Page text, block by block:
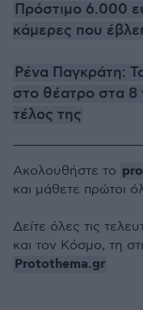
Πρόστιμο 6.000
κάμερες που
Ρένα Παγκράτη:
στο θέατρο στα 8
τέλος της
Ακολουθήστε το
και μάθετε πρώτοι
Δείτε όλες τις
και τον Κόσμο, τη
Protothema.gr